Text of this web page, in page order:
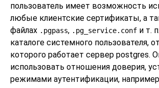
пользователь имеет возможность
любые клиентские сертификаты, а
файлах .pgpass, .pg_service.conf и т.
каталоге системного пользователя,
которого работает сервер postgres.
использовать отношения доверия,
режимами аутентификации, например